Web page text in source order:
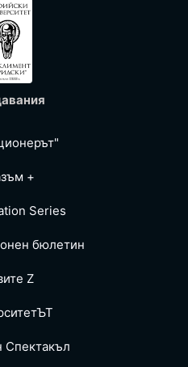
+
Series
бюлетин
Z
Спектакъл